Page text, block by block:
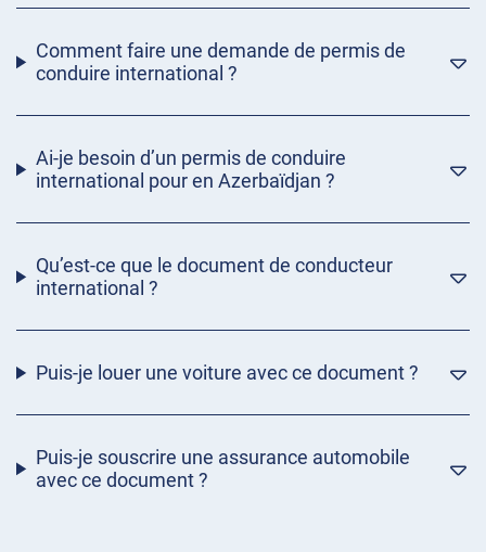
Comment faire une demande de permis de
conduire international ?
Ai-je besoin d’un permis de conduire
international pour en Azerbaïdjan ?
Qu’est-ce que le document de conducteur
international ?
Puis-je louer une voiture avec ce document ?
Puis-je souscrire une assurance automobile
avec ce document ?